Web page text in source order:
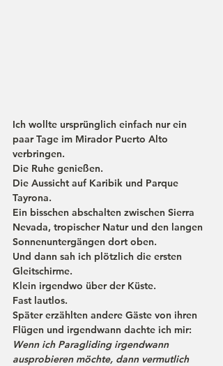
Ich wollte ursprünglich einfach nur ein
paar Tage im Mirador Puerto Alto
verbringen.
Die Ruhe genießen.
Die Aussicht auf Karibik und Parque
Tayrona.
Ein bisschen abschalten zwischen Sierra
Nevada, tropischer Natur und den langen
Sonnenuntergängen dort oben.
Und dann sah ich plötzlich die ersten
Gleitschirme.
Klein irgendwo über der Küste.
Fast lautlos.
Später erzählten andere Gäste von ihren
Flügen und irgendwann dachte ich mir:
Wenn ich Paragliding irgendwann
ausprobieren möchte, dann vermutlich